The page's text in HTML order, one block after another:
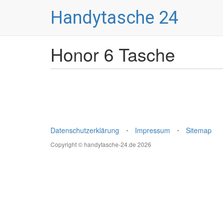
Handytasche 24
Honor 6 Tasche
Datenschutzerklärung ⋅ Impressum ⋅ Sitemap
Copyright © handytasche-24.de 2026